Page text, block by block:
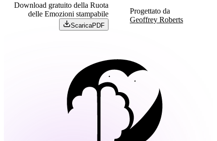
Download gratuito della Ruota
delle Emozioni stampabile
ScaricaPDF
Progettato da
Geoffrey Roberts